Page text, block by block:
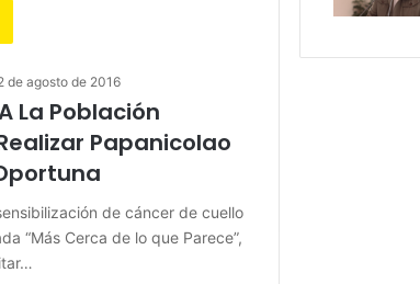
de agosto de 2016
La Población
Papanicolao
de cáncer de cuello
“Más Cerca de lo que Parece”,